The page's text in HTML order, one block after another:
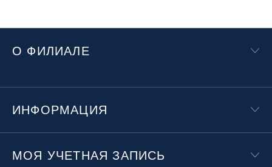
О ФИЛИАЛЕ
ИНФОРМАЦИЯ
МОЯ УЧЕТНАЯ ЗАПИСЬ